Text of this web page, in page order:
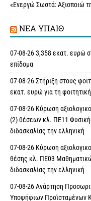
«Ενεργώ Σωστά: Αξιοποιώ
ΝΈΑ ΥΠAΙΘ
07-08-26 3,358 εκατ. ευρώ
επίδομα
07-08-26 Στήριξη στους
εκατ. ευρώ για τη
07-08-26 Κύρωση
(2) θέσεων κλ. ΠΕ11
διδασκαλίας την ελληνική
07-08-26 Κύρωση
θέσης κλ. ΠΕ03
διδασκαλίας την ελληνική
07-08-26 Ανάρτηση
Υποψήφιων Προϊσταμένων